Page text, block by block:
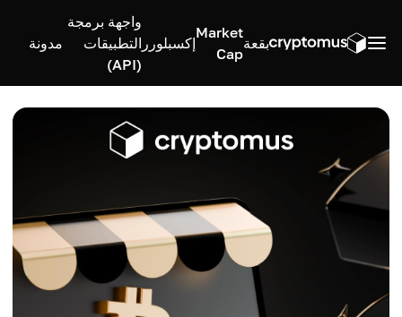
بقعة
Market
Cap
إكسبلورر
واجهة برمجة
التطبيقات
(API)
مدونة